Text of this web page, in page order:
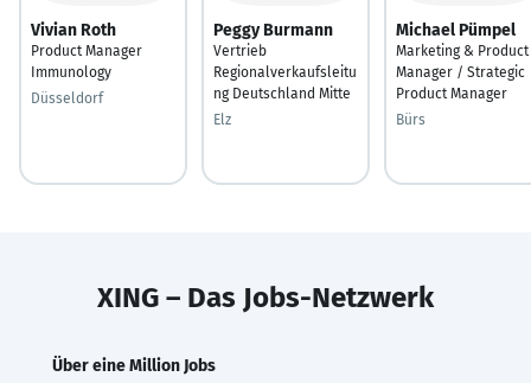
Vivian Roth
Product Manager
Immunology
Düsseldorf
Peggy Burmann
Vertrieb
Regionalverkaufsleitu
ng Deutschland Mitte
Elz
Michael Pümpel
Marketing & Product
Manager / Strategic
Product Manager
Bürs
XING – Das Jobs-Netzwerk
Über eine Million Jobs